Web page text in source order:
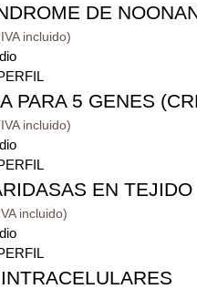
DE
PARA 5 GENES
EN TEJIDO